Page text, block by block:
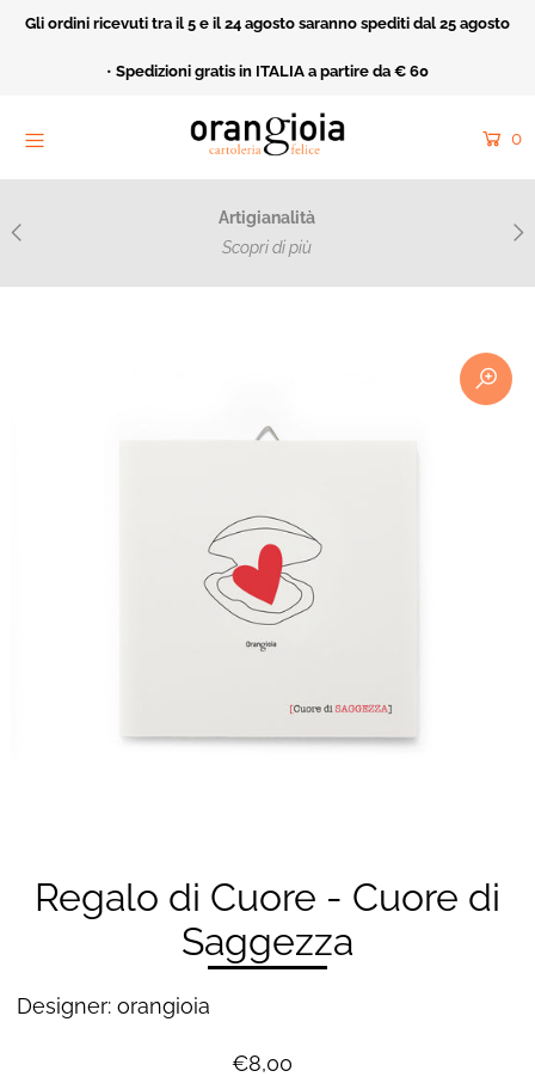
Gli ordini ricevuti tra il 5 e il 24 agosto saranno spediti dal 25 agosto
• Spedizioni gratis in ITALIA a partire da € 60
0
Artigianalità
Scopri di più
Regalo di Cuore - Cuore di
Saggezza
Designer: orangioia
€8,00
Rivendita
Acquarello e ricamo